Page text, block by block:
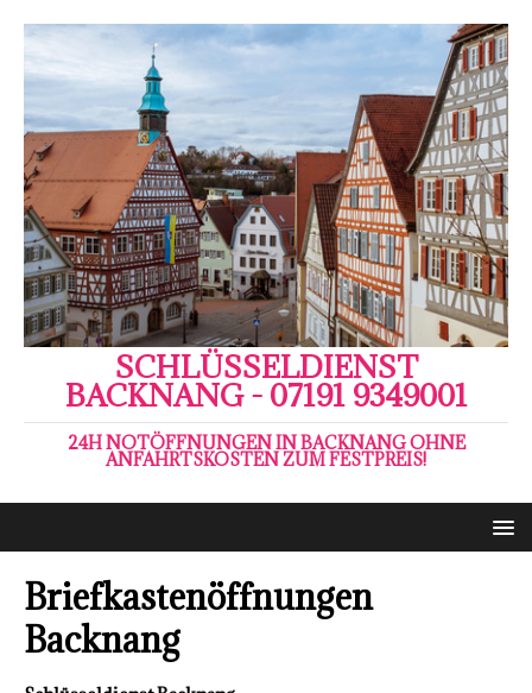
SCHLÜSSELDIENST
BACKNANG - 07191 9349001
24H NOTÖFFNUNGEN IN BACKNANG OHNE
ANFAHRTSKOSTEN ZUM FESTPREIS!
Briefkastenöffnungen
Backnang